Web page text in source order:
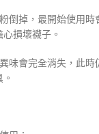
倒掉，最開始使用時
損壞襪子。
味會完全消失，此時